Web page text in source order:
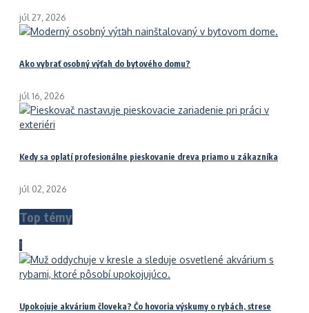
júl 27, 2026
Ako vybrať osobný výťah do bytového domu?
júl 16, 2026
Kedy sa oplatí profesionálne pieskovanie dreva priamo u zákazníka
júl 02, 2026
Top témy
1
Upokojuje akvárium človeka? Čo hovoria výskumy o rybách, strese